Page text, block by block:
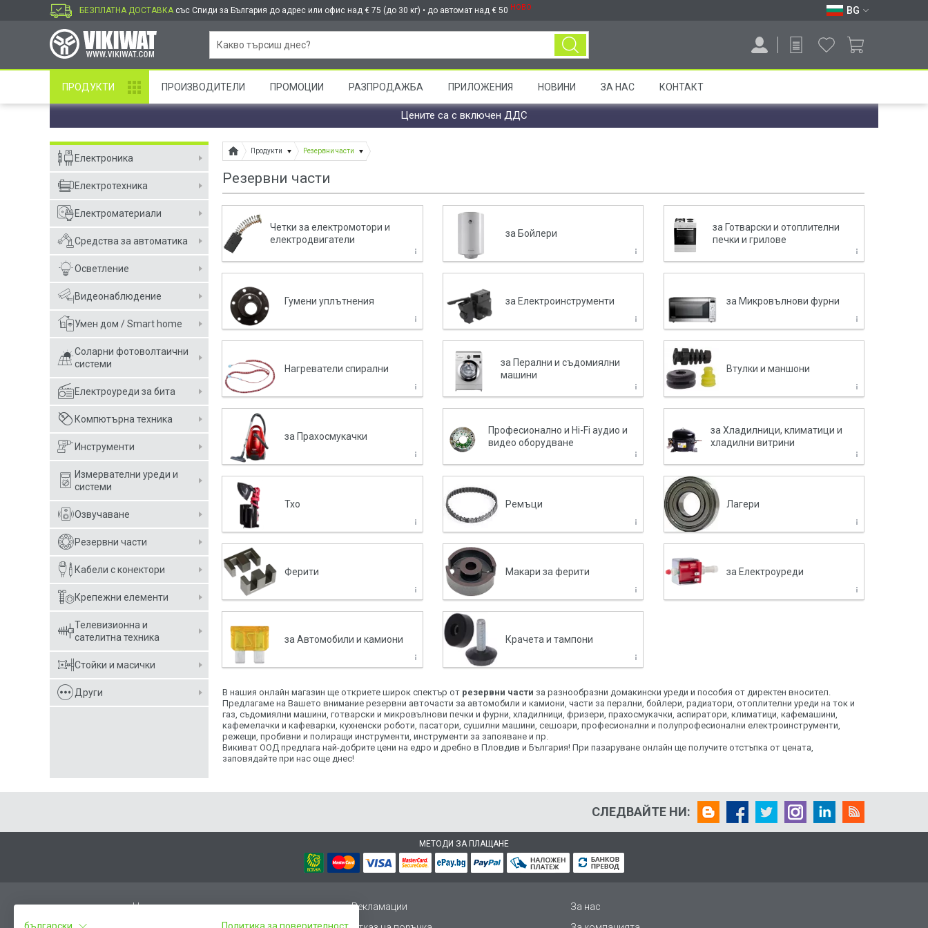
БЕЗПЛАТНА ДОСТАВКА със Спиди за България до адрес или офис над € 75 (до 30 кг) • до автомат над € 50 НОВО BG
ПРОДУКТИ ПРОИЗВОДИТЕЛИ ПРОМОЦИИ РАЗПРОДАЖБА ПРИЛОЖЕНИЯ НОВИНИ ЗА НАС КОНТАКТ
Цените са с включен ДДС
Електроника
Електротехника
Електроматериали
Средства за автоматика
Осветление
Видеонаблюдение
Умен дом / Smart home
Соларни фотоволтаични
системи
Електроуреди за бита
Компютърна техника
Инструменти
Измервателни уреди и
системи
Озвучаване
Резервни части
Кабели с конектори
Крепежни елементи
Телевизионна и
сателитна техника
Стойки и масички
Други
Продукти Резервни части
Резервни части
Четки за електромотори и
електродвигатели
за Бойлери
за Готварски и отоплителни
печки и грилове
Гумени уплътнения за Електроинструменти за Микровълнови фурни
Нагреватели спирални
за Перални и съдомиялни
машини
Втулки и маншони
за Прахосмукачки
Професионално и Hi-Fi аудио и
видео оборудване
за Хладилници, климатици и
хладилни витрини
Тхо Ремъци Лагери
Ферити Макари за ферити за Електроуреди
за Автомобили и камиони Крачета и тампони
В нашия онлайн магазин ще откриете широк спектър от резервни части за разнообразни домакински уреди и пособия от директен вносител.
Предлагаме на Вашето внимание резервни авточасти за автомобили и камиони, части за перални, бойлери, радиатори, отоплителни уреди на ток и
газ, съдомиялни машини, готварски и микровълнови печки и фурни, хладилници, фризери, прахосмукачки, аспиратори, климатици, кафемашини,
кафемелачки и кафеварки, кухненски роботи, пасатори, сушилни машини, сешоари, професионални и полупрофесионални електроинструменти,
режещи, пробивни и полиращи инструменти, инструменти за запояване и пр.
Викиват ООД предлага най-добрите цени на едро и дребно в Пловдив и България! При пазаруване онлайн ще получите отстъпка от цената,
заповядайте при нас още днес!
СЛЕДВАЙТЕ НИ:
МЕТОДИ ЗА ПЛАЩАНЕ
Начало Рекламации
За нас
български Политика за поверителност